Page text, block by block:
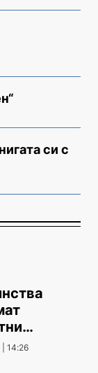
си с
| 14:26